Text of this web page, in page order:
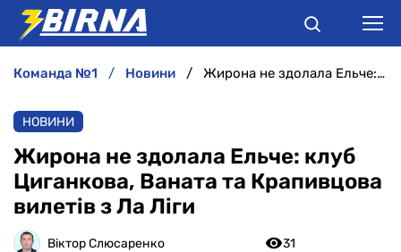
АНАЛІТИКА
ІНТЕРВ'Ю
РІЗНЕ
команда №1 новини Жирона не здолала Ельче: клуб Циганкова, Ваната та Крапивцова вилетів з Ла Ліги
НОВИНИ
Жирона не здолала Ельче: клуб
Циганкова, Ваната та Крапивцова
вилетів з Ла Ліги
Віктор Слюсаренко
31